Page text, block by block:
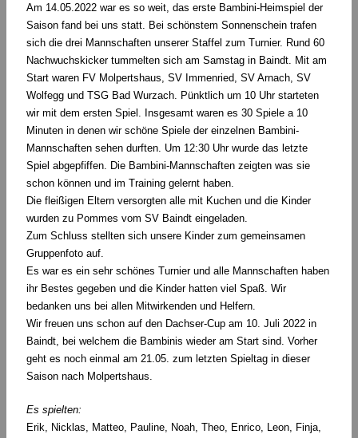
Am 14.05.2022 war es so weit, das erste Bambini-Heimspiel der
Saison fand bei uns statt. Bei schönstem Sonnenschein trafen
sich die drei Mannschaften unserer Staffel zum Turnier. Rund 60
Nachwuchskicker tummelten sich am Samstag in Baindt. Mit am
Start waren FV Molpertshaus, SV Immenried, SV Arnach, SV
Wolfegg und TSG Bad Wurzach. Pünktlich um 10 Uhr starteten
wir mit dem ersten Spiel. Insgesamt waren es 30 Spiele a 10
Minuten in denen wir schöne Spiele der einzelnen Bambini-
Mannschaften sehen durften. Um 12:30 Uhr wurde das letzte
Spiel abgepfiffen. Die Bambini-Mannschaften zeigten was sie
schon können und im Training gelernt haben.
Die fleißigen Eltern versorgten alle mit Kuchen und die Kinder
wurden zu Pommes vom SV Baindt eingeladen.
Zum Schluss stellten sich unsere Kinder zum gemeinsamen
Gruppenfoto auf.
Es war es ein sehr schönes Turnier und alle Mannschaften haben
ihr Bestes gegeben und die Kinder hatten viel Spaß. Wir
bedanken uns bei allen Mitwirkenden und Helfern.
Wir freuen uns schon auf den Dachser-Cup am 10. Juli 2022 in
Baindt, bei welchem die Bambinis wieder am Start sind. Vorher
geht es noch einmal am 21.05. zum letzten Spieltag in dieser
Saison nach Molpertshaus.
Es spielten:
Erik, Nicklas, Matteo, Pauline, Noah, Theo, Enrico, Leon, Finja,